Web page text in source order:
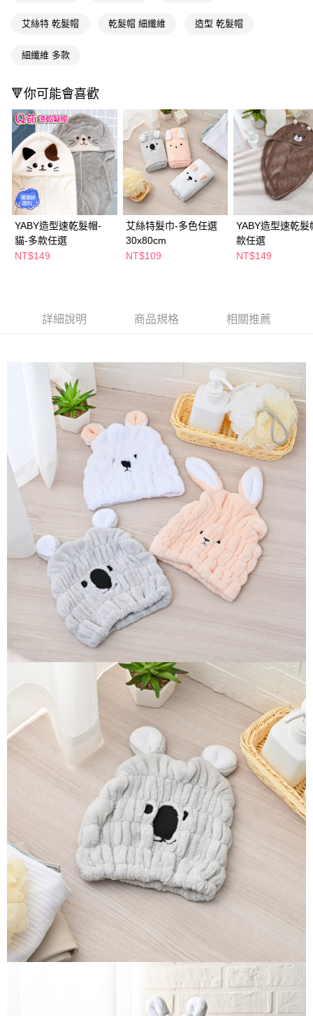
３．安心：先確認商品／服務後，再付款。
１．於結帳方式選擇「AFTEE先享後付」後，將跳轉至「AFTEE先享後付」
３．收到繳費通知簡訊後14天內，點擊此簡訊中的連結，可透過四大超商／
ATM／網路銀行／等多元方式進行付款，方視為交易完成。
※ 請注意：結帳手續完成當下不需立刻繳費，但若您需要取消訂單，請聯絡
購買商品的店家。未經商家同意取消之訂單仍視為有效，需透過AFTEE先享
後付繳納相關費用。
※ 交易是否成功請以「AFTEE先享後付 」之結帳頁面顯示為準，若有關於
是否繳費成功／繳費後需取消欲退款等相關疑問，請聯繫「AFTEE先享後付
客戶支援中心」 https://netprotections.freshdesk.com/support/home
【注意事項】
１．透過由恩沛科技股份有限公司提供之「AFTEE先享後付」服務完成之交
易，需依本服務之必要範圍內提供個人資料，並將交易相關給付款項請求債
權轉讓予恩沛科技股份有限公司。
２．關於個人資料處理事宜，請瀏覽以下網址：
４．使用「AFTEE先享後付」時，將依據個別帳號之用戶狀況，依本公司即
５．嚴禁一人註冊多個帳號或使用他人資訊註冊。若發現惡意使用之情形，
恩沛科技股份有限公司將有權停止該用戶之使用額度並採取法律行動。
全家取貨付款
每筆NT$65，滿NT$390(含以上)免運費
萊爾富取貨付款
每筆NT$65，滿NT$490(含以上)免運費
付款後萊爾富取貨
每筆NT$65，滿NT$490(含以上)免運費
7-11取貨付款
每筆NT$65，滿NT$490(含以上)免運費
付款後7-11取貨
每筆NT$100，滿NT$790(含以上)免運費
艾絲特 乾髮帽 乾髮帽 細纖維 造型 乾髮帽
細纖維 多款
🔻你可能會喜歡
YABY造型速乾髮帽-
貓-多款任選
NT$149
艾絲特髮巾-多色任選
30x80cm
NT$109
YABY造型速乾髮
款任選
NT$149
詳細說明 商品規格 相關推薦